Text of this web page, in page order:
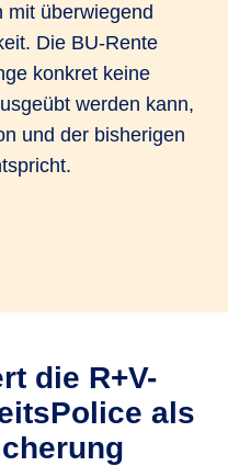
mit überwiegend
Die BU-Rente
konkret keine
werden kann,
und der bisherigen
die R+V-
als